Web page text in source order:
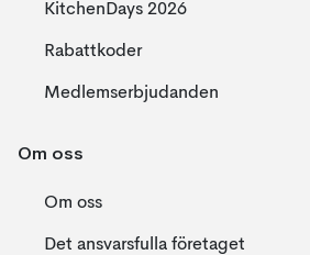
KitchenDays 2026
Rabattkoder
Medlemserbjudanden
Om oss
Om oss
Det ansvarsfulla företaget